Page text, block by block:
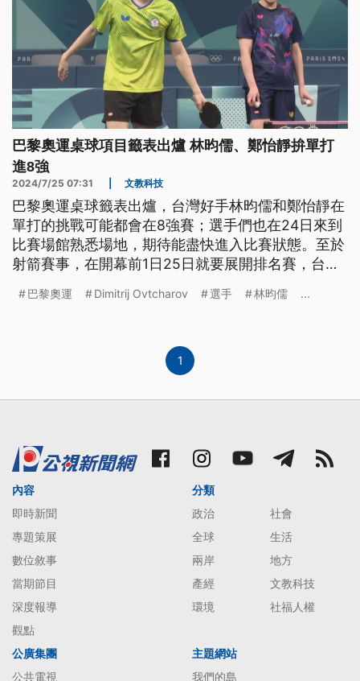
巴黎奧運桌球項目籤表出爐 林昀儒、鄭怡靜拚單打
進8強
2024/7/25 07:31 文教科技
巴黎奧運桌球籤表出爐，台灣好手林昀儒和鄭怡靜在
單打的挑戰可能都會在8強賽；選手們也在24日來到
比賽場館熟悉場地，期待能盡快進入比賽狀態。至於
射箭賽事，在開幕前1日25日就要展開排名賽，台灣
向不影響選手發揮，只要發揮平時訓練就是100分。
巴黎奧運 Dimitrij Ovtcharov 選手 林昀儒 ...
1
內容
即時新聞
專題策展
數位敘事
當期節目
深度報導
觀點
分類
政治
社會
全球
生活
兩岸
地方
產經
文教科技
環境
社福人權
公廣集團
公共電視
主題網站
我們的島